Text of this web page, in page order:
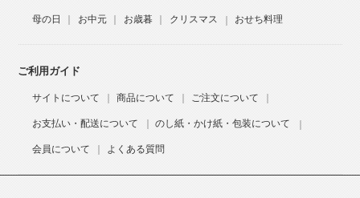
母の日 お中元 お歳暮 クリスマス おせち料理
ご利用ガイド
サイトについて 商品について ご注文について
お支払い・配送について のし紙・かけ紙・包装について
会員について よくある質問